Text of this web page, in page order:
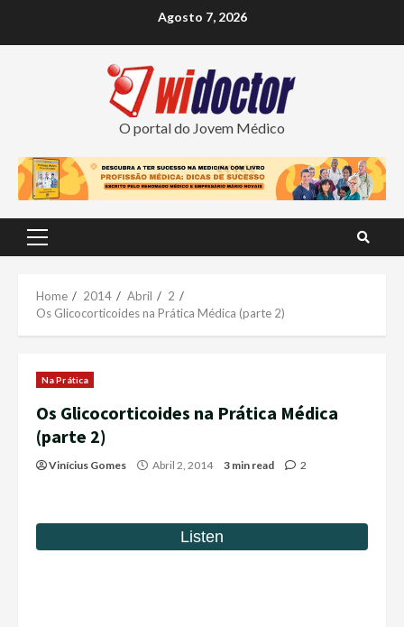
Agosto 7, 2026
O portal do Jovem Médico
Primary
Home 2014 Abril
2
Os Glicocorticoides na Prática Médica (parte 2)
Na Prática
Os Glicocorticoides na Prática Médica
(parte 2)
Vinícius Gomes Abril 2, 2014 3 min read 2